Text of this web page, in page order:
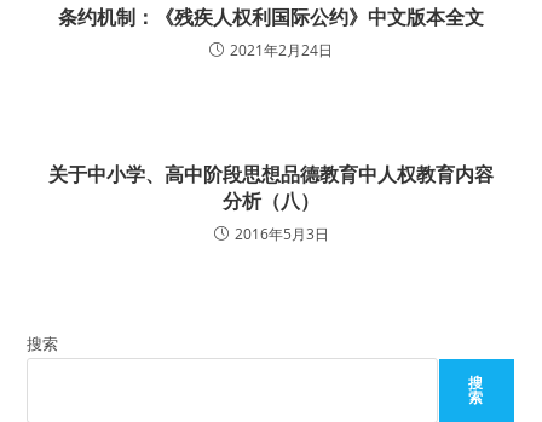
条约机制：《残疾人权利国际公约》中文版本全文
2021年2月24日
关于中小学、高中阶段思想品德教育中人权教育内容
分析（八）
2016年5月3日
搜索
搜
索